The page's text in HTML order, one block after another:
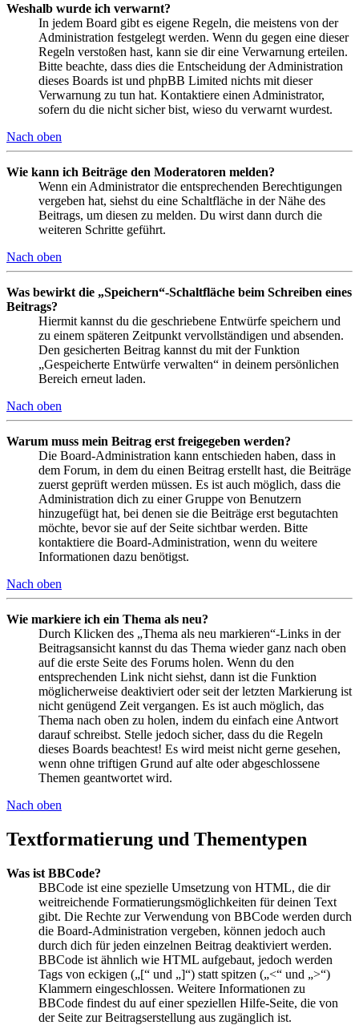
Weshalb wurde ich verwarnt?
In jedem Board gibt es eigene Regeln, die meistens von der
Administration festgelegt werden. Wenn du gegen eine dieser
Regeln verstoßen hast, kann sie dir eine Verwarnung erteilen.
Bitte beachte, dass dies die Entscheidung der Administration
dieses Boards ist und phpBB Limited nichts mit dieser
Verwarnung zu tun hat. Kontaktiere einen Administrator,
sofern du die nicht sicher bist, wieso du verwarnt wurdest.
Nach oben
Wie kann ich Beiträge den Moderatoren melden?
Wenn ein Administrator die entsprechenden Berechtigungen
vergeben hat, siehst du eine Schaltfläche in der Nähe des
Beitrags, um diesen zu melden. Du wirst dann durch die
weiteren Schritte geführt.
Nach oben
Was bewirkt die „Speichern“-Schaltfläche beim Schreiben eines
Beitrags?
Hiermit kannst du die geschriebene Entwürfe speichern und
zu einem späteren Zeitpunkt vervollständigen und absenden.
Den gesicherten Beitrag kannst du mit der Funktion
„Gespeicherte Entwürfe verwalten“ in deinem persönlichen
Bereich erneut laden.
Nach oben
Warum muss mein Beitrag erst freigegeben werden?
Die Board-Administration kann entschieden haben, dass in
dem Forum, in dem du einen Beitrag erstellt hast, die Beiträge
zuerst geprüft werden müssen. Es ist auch möglich, dass die
Administration dich zu einer Gruppe von Benutzern
hinzugefügt hat, bei denen sie die Beiträge erst begutachten
möchte, bevor sie auf der Seite sichtbar werden. Bitte
kontaktiere die Board-Administration, wenn du weitere
Informationen dazu benötigst.
Nach oben
Wie markiere ich ein Thema als neu?
Durch Klicken des „Thema als neu markieren“-Links in der
Beitragsansicht kannst du das Thema wieder ganz nach oben
auf die erste Seite des Forums holen. Wenn du den
entsprechenden Link nicht siehst, dann ist die Funktion
möglicherweise deaktiviert oder seit der letzten Markierung ist
nicht genügend Zeit vergangen. Es ist auch möglich, das
Thema nach oben zu holen, indem du einfach eine Antwort
darauf schreibst. Stelle jedoch sicher, dass du die Regeln
dieses Boards beachtest! Es wird meist nicht gerne gesehen,
wenn ohne triftigen Grund auf alte oder abgeschlossene
Themen geantwortet wird.
Nach oben
Textformatierung und Thementypen
Was ist BBCode?
BBCode ist eine spezielle Umsetzung von HTML, die dir
weitreichende Formatierungsmöglichkeiten für deinen Text
gibt. Die Rechte zur Verwendung von BBCode werden durch
die Board-Administration vergeben, können jedoch auch
durch dich für jeden einzelnen Beitrag deaktiviert werden.
BBCode ist ähnlich wie HTML aufgebaut, jedoch werden
Tags von eckigen („[“ und „]“) statt spitzen („<“ und „>“)
Klammern eingeschlossen. Weitere Informationen zu
BBCode findest du auf einer speziellen Hilfe-Seite, die von
der Seite zur Beitragserstellung aus zugänglich ist.